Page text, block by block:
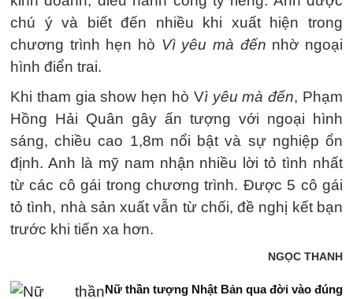
chú ý và biết đến nhiều khi xuất hiện trong
chương trình hẹn hò Vì yêu mà đến nhờ ngoại
hình điển trai.
Khi tham gia show hẹn hò Vì yêu mà đến, Phạm
Hồng Hải Quân gây ấn tượng với ngoại hình
sáng, chiều cao 1,8m nổi bật và sự nghiệp ổn
định. Anh là mỹ nam nhận nhiều lời tỏ tình nhất
từ các cô gái trong chương trình. Được 5 cô gái
tỏ tình, nhà sản xuất vẫn từ chối, đề nghị kết bạn
trước khi tiến xa hơn.
NGỌC THANH
Nữ thần tượng Nhật Bản qua đời vào đúng